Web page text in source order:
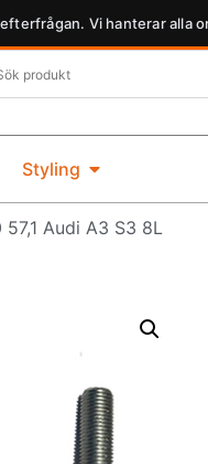
Vi hanterar alla
Styling
Audi A3 S3 8L